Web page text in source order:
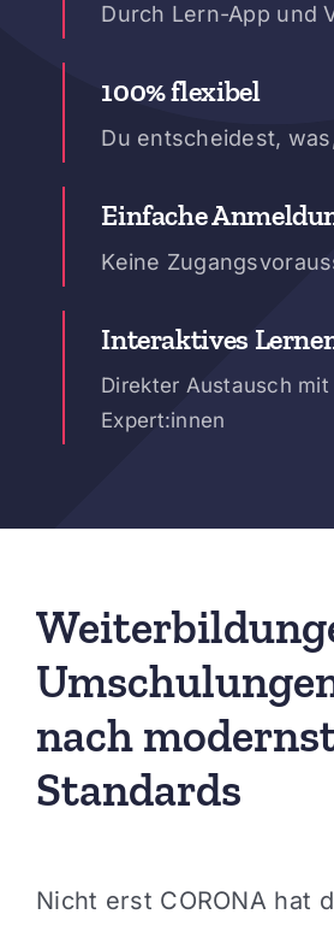
Durch Lern-App und
100% flexibel
Du entscheidest,
Einfache
Keine
Interaktives
Direkter Austausch mit
Expert:innen
nach
Standards
Nicht erst CORONA hat